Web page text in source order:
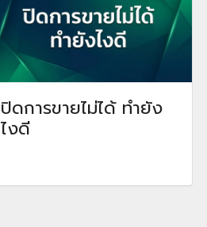
ปิดการขายไม่ได้ ทำยัง
ไงดี